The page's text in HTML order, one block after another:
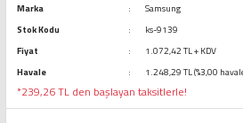
Marka
Samsung
Stok Kodu
ks-9139
Fiyat
1.072,42 TL + KDV
Havale
1.248,29 TL (%3,00
*239,26 TL den başlayan taksitlerle!